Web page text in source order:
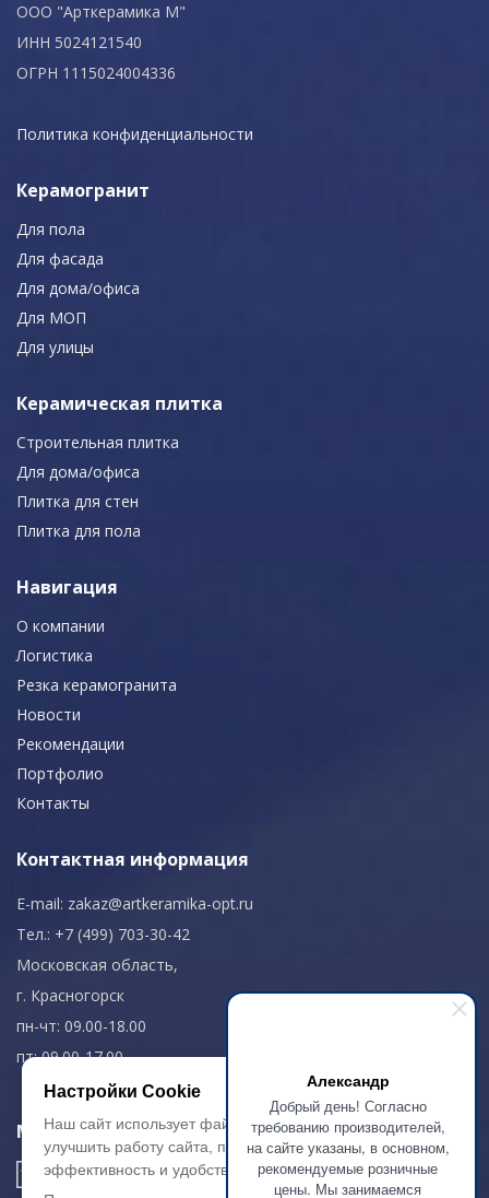
Александр
Добрый день! Согласно
требованию производителей,
на сайте указаны, в основном,
рекомендуемые розничные
цены. Мы занимаемся
ООО "Арткерамика М"
ИНН 5024121540
ОГРН 1115024004336
Политика конфиденциальности
Керамогранит
Для пола
Для фасада
Для дома/офиса
Для МОП
Для улицы
Керамическая плитка
Строительная плитка
Для дома/офиса
Плитка для стен
Плитка для пола
Навигация
О компании
Логистика
Резка керамогранита
Новости
Рекомендации
Портфолио
Контакты
Контактная информация
E-mail: zakaz@artkeramika-opt.ru
Тел.: +7 (499) 703-30-42
Московская область,
г. Красногорск
пн-чт: 09.00-18.00
пт: 09.00-17.00
Мы в соц. сетях
Настройки Cookie
Наш сайт использует файлы cookie, чтобы
улучшить работу сайта, повысить его
эффективность и удобство.